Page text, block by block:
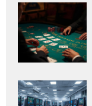
Adaugă
aici textul
pentru
subtitlu
Adaugă
aici textul